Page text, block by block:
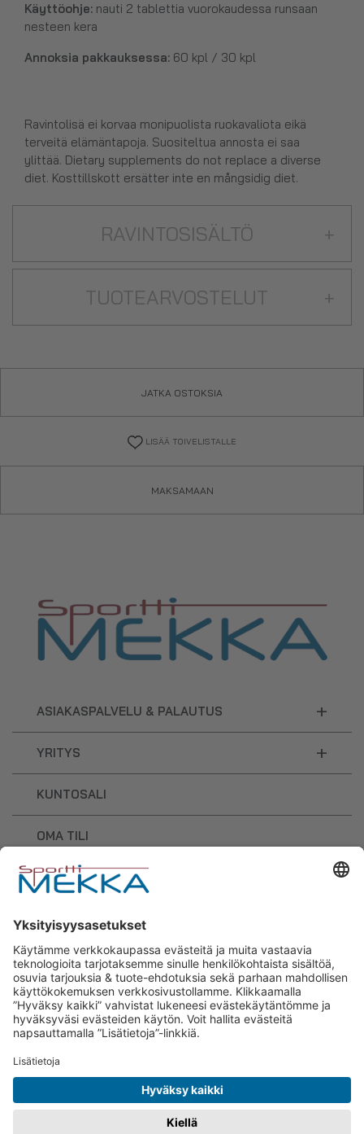
Käyttöohje: nauti 2 tablettia vuorokaudessa runsaan
nesteen kera
Annoksia pakkauksessa: 60 kpl / 30 kpl
Ravintolisä ei korvaa monipuolista ruokavaliota eikä
terveitä elämäntapoja. Suositeltua annosta ei saa
ylittää. Dietary supplements do not replace a diverse
diet. Kosttillskott ersätter inte en mångsidig diet.
RAVINTOSISÄLTÖ +
TUOTEARVOSTELUT +
JATKA OSTOKSIA
LISÄÄ TOIVELISTALLE
MAKSAMAAN
ASIAKASPALVELU & PALAUTUS +
YRITYS +
KUNTOSALI
OMA TILI
OSTOSKORI
Sporttimekka – lisäravinteiden ja
urheilutarvikkeiden osaaja